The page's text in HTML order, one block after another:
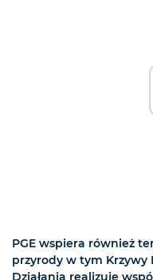
PGE wspiera również
przyrody w tym Krzywy
Działania realizuje